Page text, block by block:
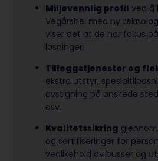
Miljøvennlig profil ved å
Vegårshei med ny
viser det at de har fokus
løsninger.
Tilleggstjenester og
ekstra utstyr,
avstigning på ønskede
osv.
Kvalitetssikring
og sertifiseringer for
vedlikehold av busser og